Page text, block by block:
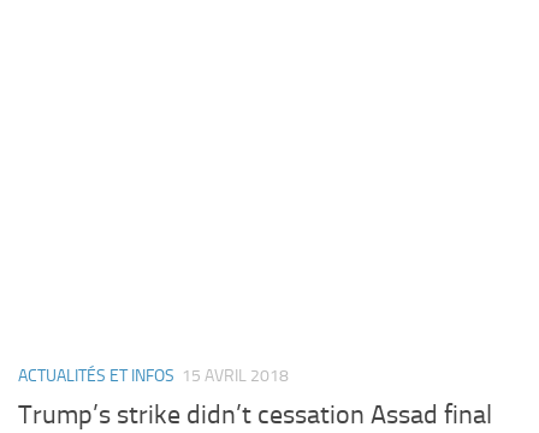
ACTUALITÉS ET INFOS 15 AVRIL 2018
Trump’s strike didn’t cessation Assad final